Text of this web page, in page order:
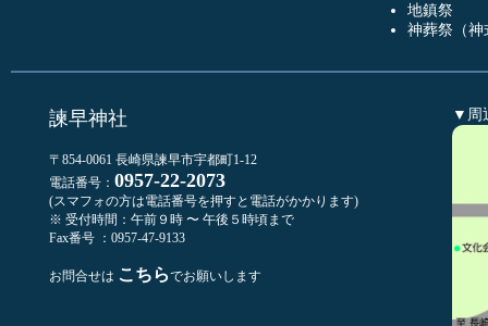
地鎮祭
神葬祭（神
諫早神社
〒854-0061 長崎県諫早市宇都町1-12
電話番号： 0957-22-2073
(スマフォの方は電話番号を押すと電話がかかります)
※ 受付時間：午前９時 〜 午後５時頃まで
Fax番号 ：0957-47-9133
お問合せは こちらでお願いします
▼周